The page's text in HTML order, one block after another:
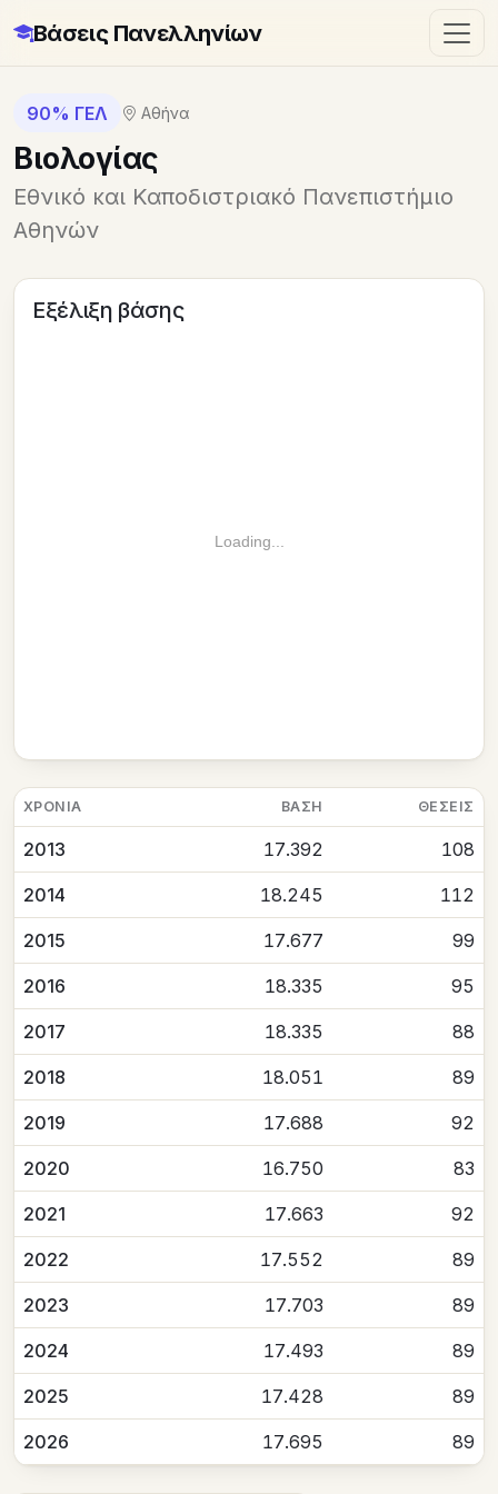
Βάσεις Πανελληνίων
90% ΓΕΛ Αθήνα
Βιολογίας
Εθνικό και Καποδιστριακό Πανεπιστήμιο
Αθηνών
Εξέλιξη βάσης
Loading...
ΧΡΟΝΙΆ ΒΆΣΗ ΘΈΣΕΙΣ
2013 17.392 108
2014 18.245 112
2015 17.677 99
2016 18.335 95
2017 18.335 88
2018 18.051 89
2019 17.688 92
2020 16.750 83
2021 17.663 92
2022 17.552 89
2023 17.703 89
2024 17.493 89
2025 17.428 89
2026 17.695 89